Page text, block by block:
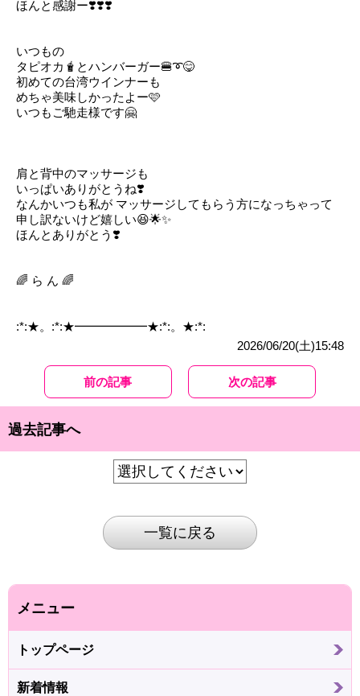
ほんと感謝ー❣️❣️❣️
いつもの
タピオカ🧋とハンバーガー🍔➰😋
初めての台湾ウインナーも
めちゃ美味しかったよー🩷
いつもご馳走様です🤗
肩と背中のマッサージも
いっぱいありがとうね❣️
なんかいつも私が マッサージしてもらう方になっちゃって
申し訳ないけど嬉しい😆🌟✨
ほんとありがとう❣️
🌈 ら ん 🌈
:*:★。:*:★━━━━━━★:*:。★:*:
2026/06/20(土)15:48
前の記事 次の記事
過去記事へ
一覧に戻る
メニュー
トップページ
新着情報